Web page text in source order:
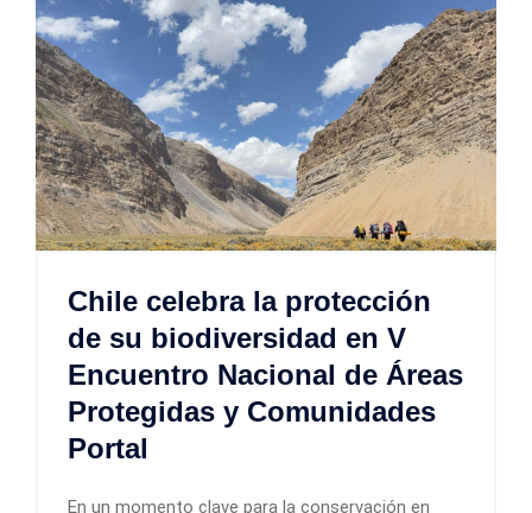
Chile celebra la protección
de su biodiversidad en V
Encuentro Nacional de Áreas
Protegidas y Comunidades
Portal
En un momento clave para la conservación en